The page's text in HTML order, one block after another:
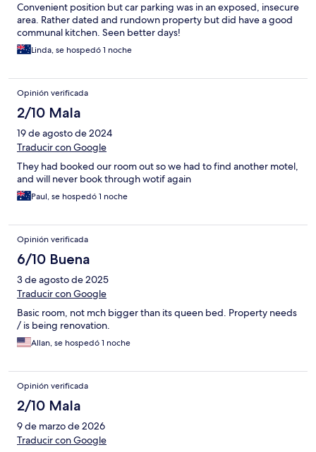
Convenient position but car parking was in an exposed, insecure
area. Rather dated and rundown property but did have a good
communal kitchen. Seen better days!
Linda, se hospedó 1 noche
Opinión verificada
2/10 Mala
19 de agosto de 2024
Traducir con Google
They had booked our room out so we had to find another motel,
and will never book through wotif again
Paul, se hospedó 1 noche
Opinión verificada
6/10 Buena
3 de agosto de 2025
Traducir con Google
Basic room, not mch bigger than its queen bed. Property needs
/ is being renovation.
Allan, se hospedó 1 noche
Opinión verificada
2/10 Mala
9 de marzo de 2026
Traducir con Google